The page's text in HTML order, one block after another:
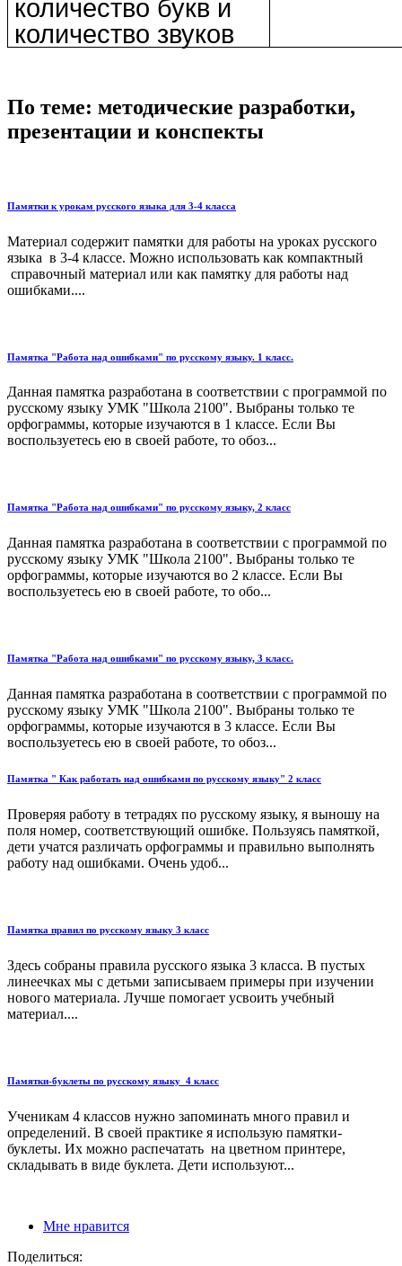
количество букв и
количество звуков
По теме: методические разработки,
презентации и конспекты
Памятки к урокам русского языка для 3-4 класса
Материал содержит памятки для работы на уроках русского
языка в 3-4 классе. Можно использовать как компактный
справочный материал или как памятку для работы над
ошибками....
Памятка "Работа над ошибками" по русскому языку. 1 класс.
Данная памятка разработана в соответствии с программой по
русскому языку УМК "Школа 2100". Выбраны только те
орфограммы, которые изучаются в 1 классе. Если Вы
воспользуетесь ею в своей работе, то обоз...
Памятка "Работа над ошибками" по русскому языку, 2 класс
Данная памятка разработана в соответствии с программой по
русскому языку УМК "Школа 2100". Выбраны только те
орфограммы, которые изучаются во 2 классе. Если Вы
воспользуетесь ею в своей работе, то обо...
Памятка "Работа над ошибками" по русскому языку, 3 класс.
Данная памятка разработана в соответствии с программой по
русскому языку УМК "Школа 2100". Выбраны только те
орфограммы, которые изучаются в 3 классе. Если Вы
воспользуетесь ею в своей работе, то обоз...
Памятка " Как работать над ошибками по русскому языку" 2 класс
Проверяя работу в тетрадях по русскому языку, я выношу на
поля номер, соответствующий ошибке. Пользуясь памяткой,
дети учатся различать орфограммы и правильно выполнять
работу над ошибками. Очень удоб...
Памятка правил по русскому языку 3 класс
Здесь собраны правила русского языка 3 класса. В пустых
линеечках мы с детьми записываем примеры при изучении
нового материала. Лучше помогает усвоить учебный
материал....
Памятки-буклеты по русскому языку_4 класс
Ученикам 4 классов нужно запоминать много правил и
определений. В своей практике я использую памятки-
буклеты. Их можно распечатать на цветном принтере,
складывать в виде буклета. Дети используют...
Мне нравится
Поделиться: